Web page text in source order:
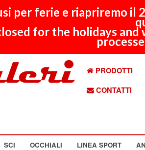
per ferie e riapriremo il
for the holidays
PRODOTTI
CONTATTI
SCI OCCHIALI LINEA SPORT